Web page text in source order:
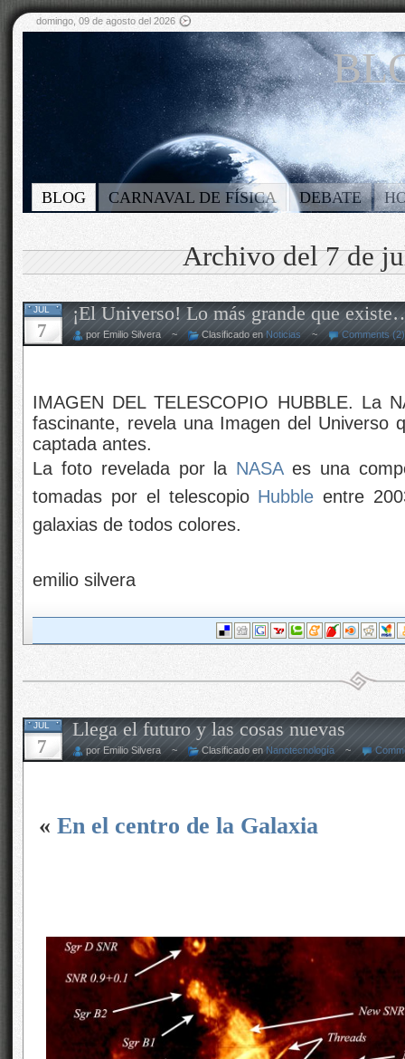
domingo, 09 de agosto del 2026
BLOG CARNAVAL DE FÍSICA DEBATE
Archivo del 7 de
JUL
7
¡El Universo! Lo más grande que
por Emilio Silvera ~ Clasificado en Noticias ~ Comments (2)
IMAGEN DEL TELESCOPIO HUBBLE. La
fascinante, revela una Imagen del Universo
captada antes.
La foto revelada por la NASAes una
tomadas por el telescopio Hubble entre
galaxias de todos colores.
emilio silvera
JUL
7
Llega el futuro y las cosas nuevas
por Emilio Silvera ~ Clasificado en Nanotecnología ~
« En el centro de la Galaxia